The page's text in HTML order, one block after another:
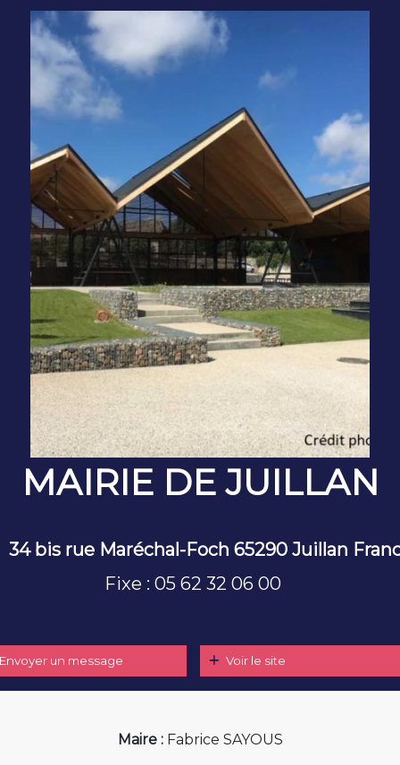
MAIRIE DE JUILLAN
34 bis rue Maréchal-Foch 65290 Juillan
Fixe : 05 62 32 06 00
Envoyer un message Voir le site
Maire :Fabrice SAYOUS